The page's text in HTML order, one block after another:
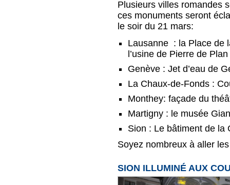
Plusieurs villes romandes
ces monuments seront
le soir du 21 mars:
Lausanne : la Place de
l’usine de Pierre de
Genève : Jet d’eau de
La Chaux-de-Fonds :
Monthey: façade du
Martigny : le musée
Sion : Le bâtiment de la
Soyez nombreux à aller
SION ILLUMINÉ AUX